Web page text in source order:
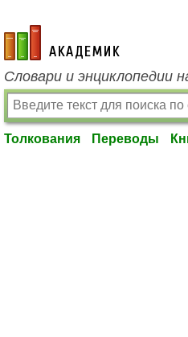
academic.ru
Словари и энциклопедии
Толкования Переводы